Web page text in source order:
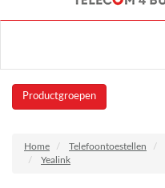
Productgroepen
Home Telefoontoestellen
Yealink